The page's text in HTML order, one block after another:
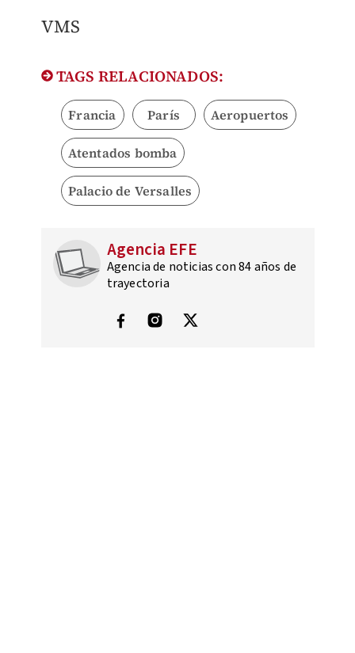
VMS
TAGS RELACIONADOS:
Francia París Aeropuertos
Atentados bomba
Palacio de Versalles
Agencia EFE
Agencia de noticias con 84 años de
trayectoria